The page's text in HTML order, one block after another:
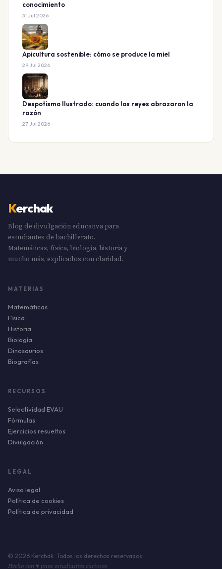
conocimiento
31 Jul 2026
Apicultura sostenible: cómo se produce la miel
29 Jul 2026
Despotismo Ilustrado: cuando los reyes abrazaron la
razón
27 Jul 2026
Kerchak
Blog de divulgación educativa para
estudiantes de bachillerato.
Matemáticas, física, biología, historia y
mucho más, explicados con claridad.
MATERIAS
Matemáticas
Física
Historia
Biología
Dinosaurios
Biografías
RECURSOS
Selectividad EVAU
Fórmulas
Ejercicios resueltos
Divulgación
LEGAL
Aviso legal
Política de cookies
Política de privacidad
© 2026 Kerchak · Todos los derechos reservados
Hecho con ♥ para estudiantes curiosos